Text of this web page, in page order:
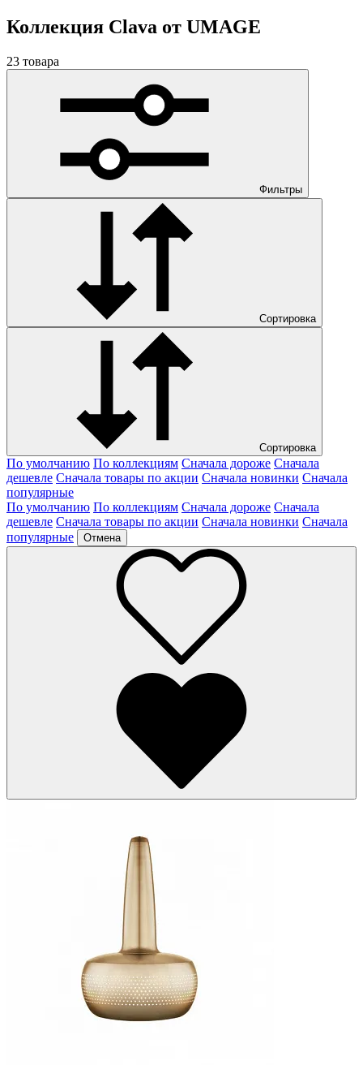
Коллекция Clava от UMAGE
23 товара
Фильтры
Сортировка
Сортировка
По умолчанию По коллекциям Сначала дороже Сначала
дешевле Сначала товары по акции Сначала новинки Сначала
популярные
По умолчанию По коллекциям Сначала дороже Сначала
дешевле Сначала товары по акции Сначала новинки Сначала
популярные
Отмена